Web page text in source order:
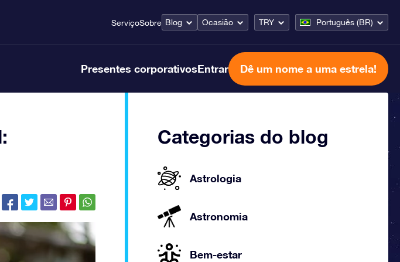
ServiçoSobre Blog Ocasião TRY Português (BR)
Presentes corporativosEntrar Dê um nome a uma estrela!
Categorias do blog
Astrologia
Astronomia
Bem-estar